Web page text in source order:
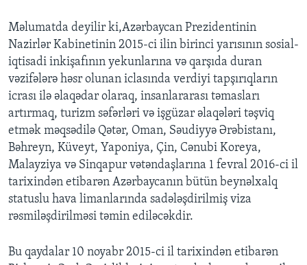
Məlumatda deyilir ki,Azərbaycan Prezidentinin
Nazirlər Kabinetinin 2015-ci ilin birinci yarısının sosial-
iqtisadi inkişafının yekunlarına və qarşıda duran
vəzifələrə həsr olunan iclasında verdiyi tapşırıqların
icrası ilə əlaqədar olaraq, insanlararası təmasları
artırmaq, turizm səfərləri və işgüzar əlaqələri təşviq
etmək məqsədilə Qətər, Oman, Səudiyyə Ərəbistanı,
Bəhreyn, Küveyt, Yaponiya, Çin, Cənubi Koreya,
Malayziya və Sinqapur vətəndaşlarına 1 fevral 2016-ci il
tarixindən etibarən Azərbaycanın bütün beynəlxalq
statuslu hava limanlarında sadələşdirilmiş viza
rəsmiləşdirilməsi təmin ediləcəkdir.
Bu qaydalar 10 noyabr 2015-ci il tarixindən etibarən